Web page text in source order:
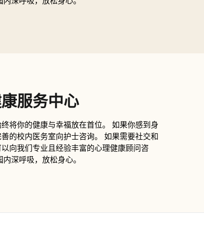
服务中心
将你的健康与幸福放在首位。 如果你感到身
的校内医务室向护士咨询。 如果需要社交和
向我们专业且经验丰富的心理健康顾问咨
深呼吸，放松身心。